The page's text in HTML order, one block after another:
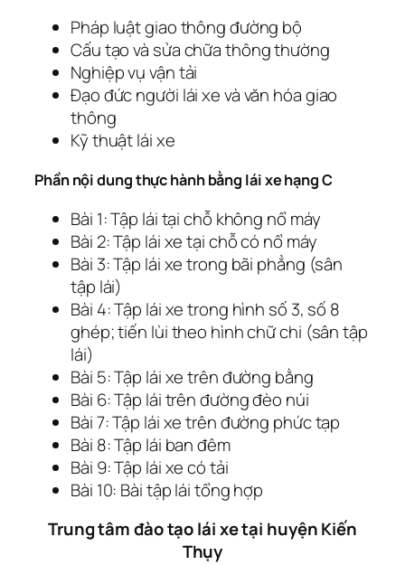
Pháp luật giao thông đường bộ
Cấu tạo và sửa chữa thông thường
Nghiệp vụ vận tải
Đạo đức người lái xe và văn hóa giao
thông
Kỹ thuật lái xe
Phần nội dung thực hành bằng lái xe hạng C
Bài 1: Tập lái tại chỗ không nổ máy
Bài 2: Tập lái xe tại chỗ có nổ máy
Bài 3: Tập lái xe trong bãi phẳng (sân
tập lái)
Bài 4: Tập lái xe trong hình số 3, số 8
ghép; tiến lùi theo hình chữ chi (sân tập
lái)
Bài 5: Tập lái xe trên đường bằng
Bài 6: Tập lái trên đường đèo núi
Bài 7: Tập lái xe trên đường phức tạp
Bài 8: Tập lái ban đêm
Bài 9: Tập lái xe có tải
Bài 10: Bài tập lái tổng hợp
Trung tâm đào tạo lái xe tại huyện Kiến
Thụy